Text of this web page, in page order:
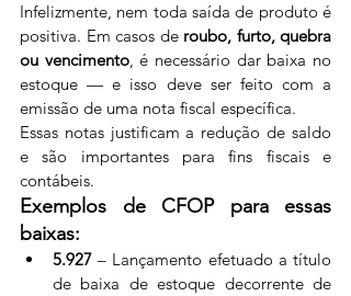
Infelizmente, nem toda saída de produto é
positiva. Em casos de roubo, furto, quebra
ou vencimento, é necessário dar baixa no
estoque — e isso deve ser feito com a
emissão de uma nota fiscal específica.
Essas notas justificam a redução de saldo
e são importantes para fins fiscais e
contábeis.
Exemplos de CFOP para essas
baixas:
5.927 – Lançamento efetuado a título
de baixa de estoque decorrente de